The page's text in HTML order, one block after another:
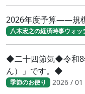
2026年度予算――規
八木宏之の経済時事ウォッ
◆二十四節気◆令和8
ん）」です。◆
季節のお便り 2026 / 01